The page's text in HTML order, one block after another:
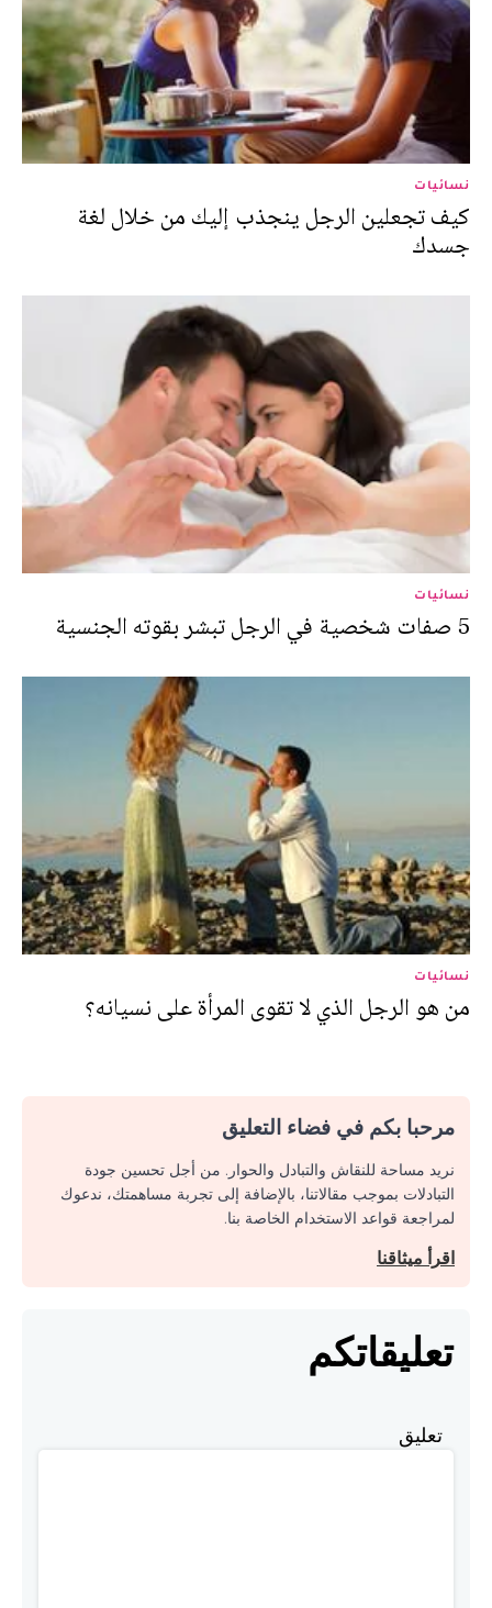
نسائيات
كيف تجعلين الرجل ينجذب إليك من خلال لغة
جسدك
نسائيات
5 صفات شخصية في الرجل تبشر بقوته الجنسية
نسائيات
من هو الرجل الذي لا تقوى المرأة على نسيانه؟
مرحبا بكم في فضاء التعليق
نريد مساحة للنقاش والتبادل والحوار. من أجل تحسين جودة
التبادلات بموجب مقالاتنا، بالإضافة إلى تجربة مساهمتك، ندعوك
لمراجعة قواعد الاستخدام الخاصة بنا.
اقرأ ميثاقنا
تعليقاتكم
تعليق